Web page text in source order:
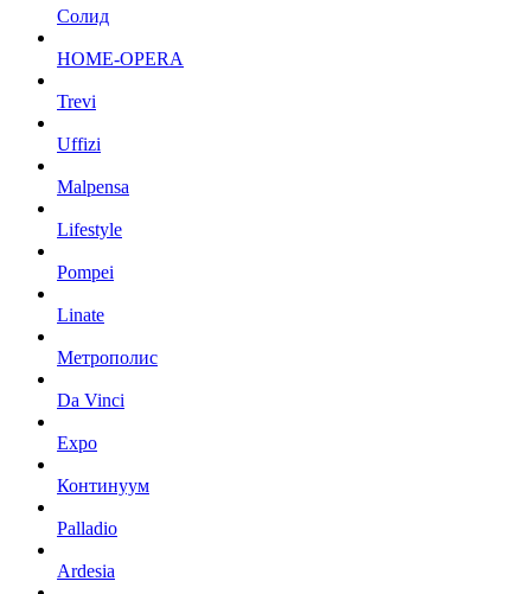
Солид
HOME-OPERA
Trevi
Uffizi
Malpensa
Lifestyle
Pompei
Linate
Метрополис
Da Vinci
Expo
Континуум
Palladio
Ardesia